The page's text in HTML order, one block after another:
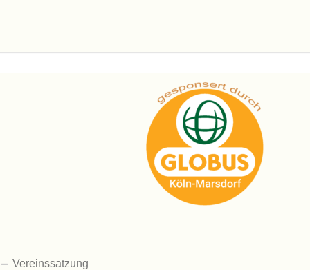
Vereinssatzung